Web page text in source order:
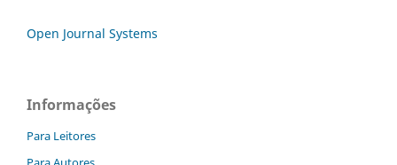
Open Journal Systems
Informações
Para Leitores